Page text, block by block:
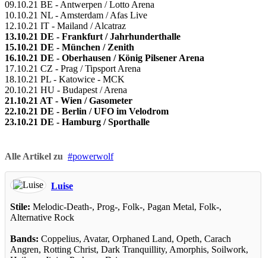
09.10.21 BE - Antwerpen / Lotto Arena
10.10.21 NL - Amsterdam / Afas Live
12.10.21 IT - Mailand / Alcatraz
13.10.21 DE - Frankfurt / Jahrhunderthalle
15.10.21 DE - München / Zenith
16.10.21 DE - Oberhausen / König Pilsener Arena
17.10.21 CZ - Prag / Tipsport Arena
18.10.21 PL - Katowice - MCK
20.10.21 HU - Budapest / Arena
21.10.21 AT - Wien / Gasometer
22.10.21 DE - Berlin / UFO im Velodrom
23.10.21 DE - Hamburg / Sporthalle
Alle Artikel zu powerwolf
Luise
Stile: Melodic-Death-, Prog-, Folk-, Pagan Metal, Folk-,
Alternative Rock
Bands: Coppelius, Avatar, Orphaned Land, Opeth, Carach
Angren, Rotting Christ, Dark Tranquillity, Amorphis, Soilwork,